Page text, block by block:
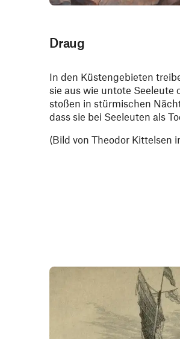
Draug
In den Küstengebieten
sie aus wie untote Seeleute
stoßen in stürmischen
dass sie bei Seeleuten als
(Bild von Theodor Kittelsen